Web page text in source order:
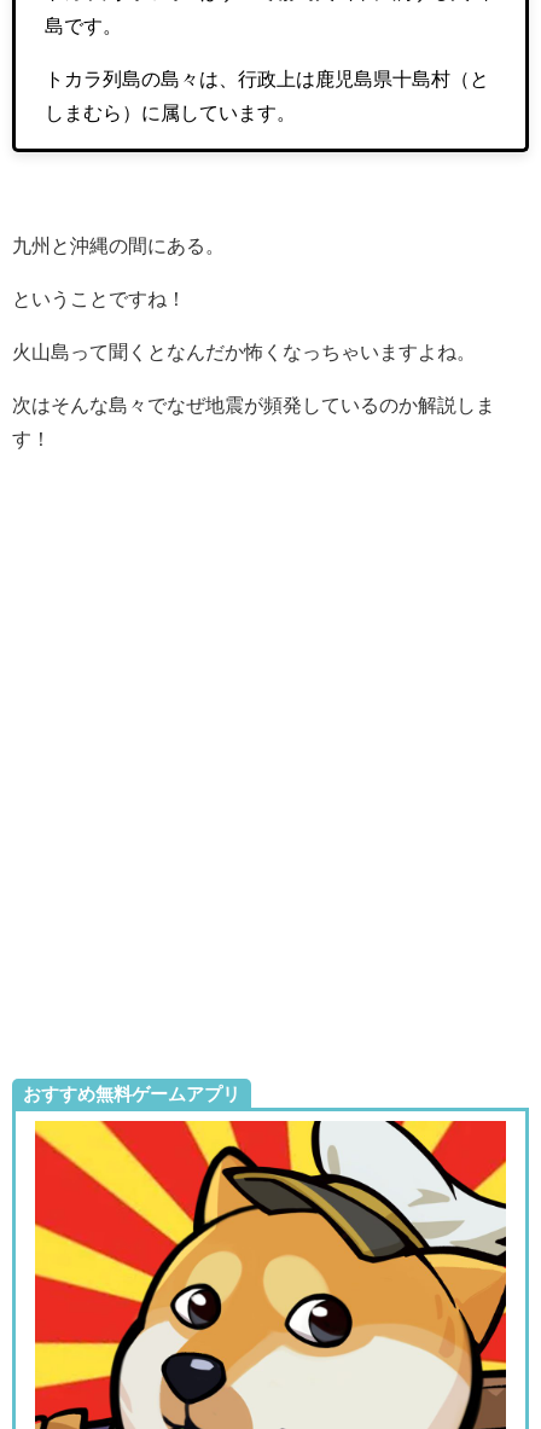
島です。
トカラ列島の島々は、行政上は鹿児島県十島村（と
しまむら）に属しています。
九州と沖縄の間にある。
ということですね！
火山島って聞くとなんだか怖くなっちゃいますよね。
次はそんな島々でなぜ地震が頻発しているのか解説しま
す！
おすすめ無料ゲームアプリ